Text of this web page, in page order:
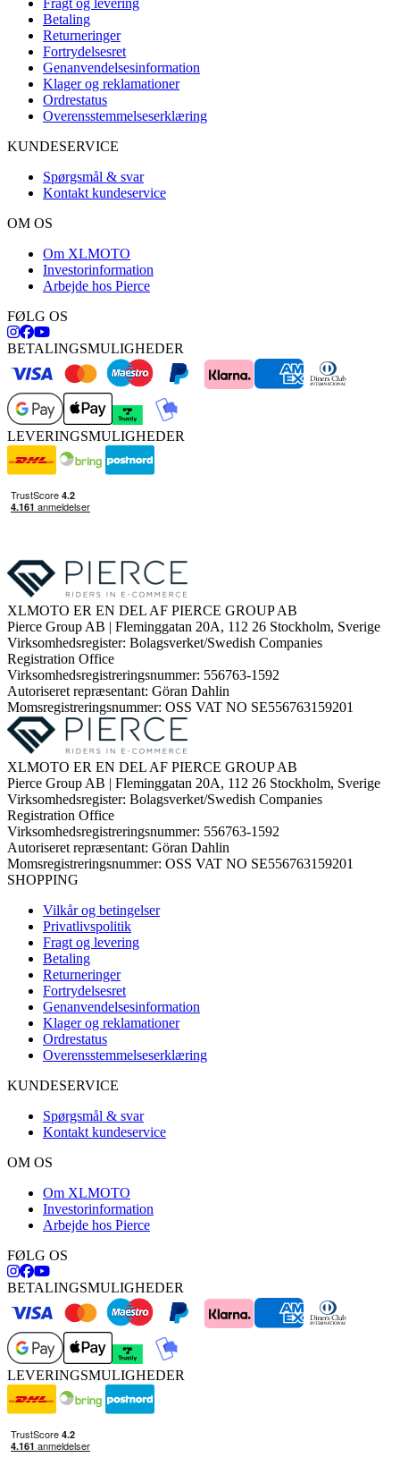
Fragt og levering
Betaling
Returneringer
Fortrydelsesret
Genanvendelsesinformation
Klager og reklamationer
Ordrestatus
Overensstemmelseserklæring
KUNDESERVICE
Spørgsmål & svar
Kontakt kundeservice
OM OS
Om XLMOTO
Investorinformation
Arbejde hos Pierce
FØLG OS
BETALINGSMULIGHEDER
LEVERINGSMULIGHEDER
XLMOTO ER EN DEL AF PIERCE GROUP AB
Pierce Group AB | Fleminggatan 20A, 112 26 Stockholm, Sverige
Virksomhedsregister: Bolagsverket/Swedish Companies
Registration Office
Virksomhedsregistreringsnummer: 556763-1592
Autoriseret repræsentant: Göran Dahlin
Momsregistreringsnummer: OSS VAT NO SE556763159201
XLMOTO ER EN DEL AF PIERCE GROUP AB
Pierce Group AB | Fleminggatan 20A, 112 26 Stockholm, Sverige
Virksomhedsregister: Bolagsverket/Swedish Companies
Registration Office
Virksomhedsregistreringsnummer: 556763-1592
Autoriseret repræsentant: Göran Dahlin
Momsregistreringsnummer: OSS VAT NO SE556763159201
SHOPPING
Vilkår og betingelser
Privatlivspolitik
Fragt og levering
Betaling
Returneringer
Fortrydelsesret
Genanvendelsesinformation
Klager og reklamationer
Ordrestatus
Overensstemmelseserklæring
KUNDESERVICE
Spørgsmål & svar
Kontakt kundeservice
OM OS
Om XLMOTO
Investorinformation
Arbejde hos Pierce
FØLG OS
BETALINGSMULIGHEDER
LEVERINGSMULIGHEDER